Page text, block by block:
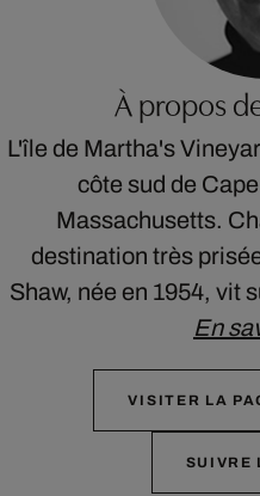
À propos
L'île de Martha's
côte sud de
Massachusetts.
destination très
Shaw, née en 1954, vit
En
VISITER LA
SUIVRE